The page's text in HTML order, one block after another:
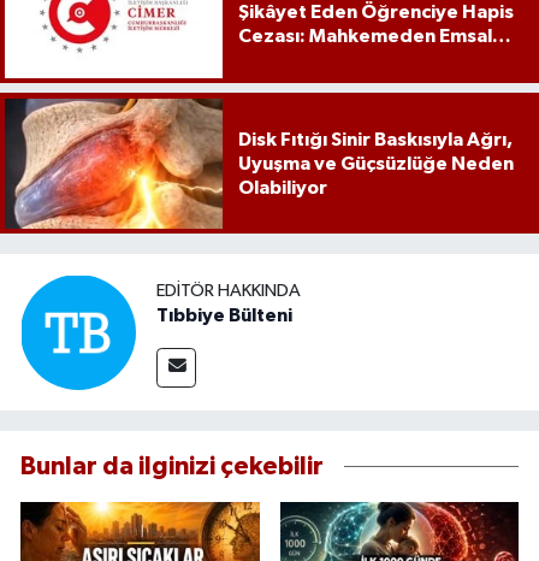
Şikâyet Eden Öğrenciye Hapis
Cezası: Mahkemeden Emsal
Disk Fıtığı Sinir Baskısıyla Ağrı,
Uyuşma ve Güçsüzlüğe Neden
Olabiliyor
EDITÖR HAKKINDA
Tıbbiye Bülteni
Bunlar da ilginizi çekebilir